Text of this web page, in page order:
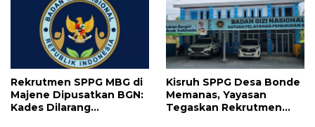
Rekrutmen SPPG MBG di
Majene Dipusatkan BGN:
Kades Dilarang
Kisruh SPPG Desa Bonde
Memanas, Yayasan
Tegaskan Rekrutmen